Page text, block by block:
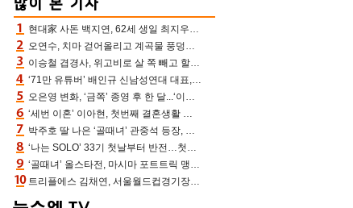
현대家 사돈 백지연, 62세 생일 최지우와 “올해도 함께” 이영애 신애라도 축하
오연수, 치마 걷어올리고 계곡물 풍덩‥무더위 잊은 제주 휴가
이승철 겹경사, 위고비로 살 쪽 빼고 할아버지 된다‥마음으로 낳은 딸 임신 자랑(유퀴즈)
‘71만 유튜버’ 배인규 신남성연대 대표, 오늘(5일) 숨진 채 발견…향년 36세
오은영 변화, ‘금쪽’ 종영 후 한 달...‘이것’ 끊고 살 뺀 모습 포착 “날씬하다!”
‘세번 이혼’ 이아현, 첫번째 결혼생활 떠올리며 눈물 “첫 남편에 미안해”(새롭게하소서)
박주호 딸 나은 ‘골때녀’ 관중석 등장, 김민재 복제인간 보고 혼란 [결정적장면]
‘나는 SOLO’ 33기 첫날부터 반전…첫인상 0표 영호, 호감남 급부상
‘골때녀’ 올스타전, 마시마 포트트릭 맹추격전 5:4 골 잔치 ‘짜릿’ [어제TV]
트리플에스 김채연, 서울월드컵경기장에 뜬 맨시티 여신 [포토엔HD]